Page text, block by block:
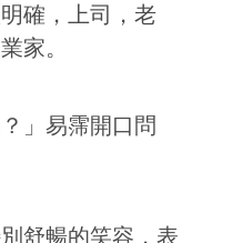
確，上司，老
家。
」易霈開口問
舒暢的笑容，表